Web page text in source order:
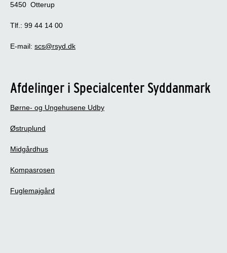
5450 Otterup
Tlf.: 99 44 14 00
E-mail: scs@rsyd.dk
Afdelinger i Specialcenter Syddanmark
Børne- og Ungehusene Udby
Østruplund
Midgårdhus
Kompasrosen
Fuglemajgård